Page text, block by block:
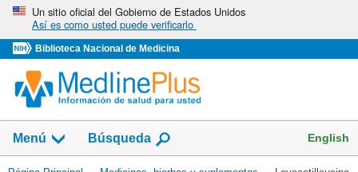
Omita
vaya
al
Contenido
Un sitio oficial del Gobierno de Estados Unidos
Así es como usted puede verificarlo
Biblioteca Nacional de Medicina
Menú
Mostrar
campo
Búsqueda English